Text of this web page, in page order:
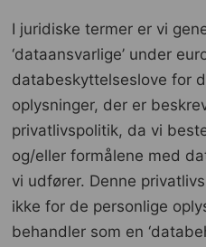
I juridiske termer er vi
‘dataansvarlige’ under
databeskyttelseslove for
oplysninger, der er
privatlivspolitik, da vi
og/eller formålene med
vi udfører. Denne
ikke for de personlige
behandler som en